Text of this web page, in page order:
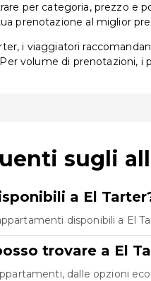
per categoria, prezzo e
prenotazione al miglior
i viaggiatori
volume di prenotazioni, i
sugli
a El
disponibili a El
trovare a El
dalle opzioni